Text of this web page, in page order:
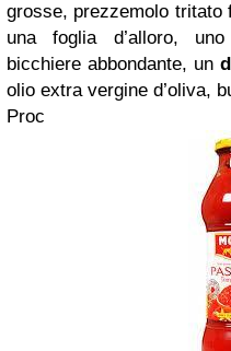
grosse, prezzemolo tritato
una foglia d’alloro,
bicchiere abbondante, un
olio extra vergine d’oliva,
Proc